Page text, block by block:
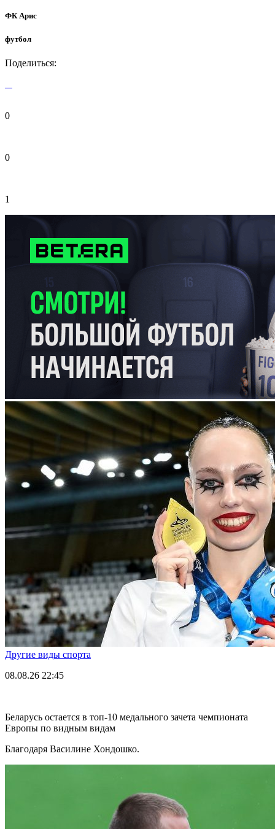
ФК Арис
футбол
Поделиться:
0
0
1
Другие виды спорта
08.08.26 22:45
Беларусь остается в топ-10 медального зачета чемпионата
Европы по видным видам
Благодаря Василине Хондошко.